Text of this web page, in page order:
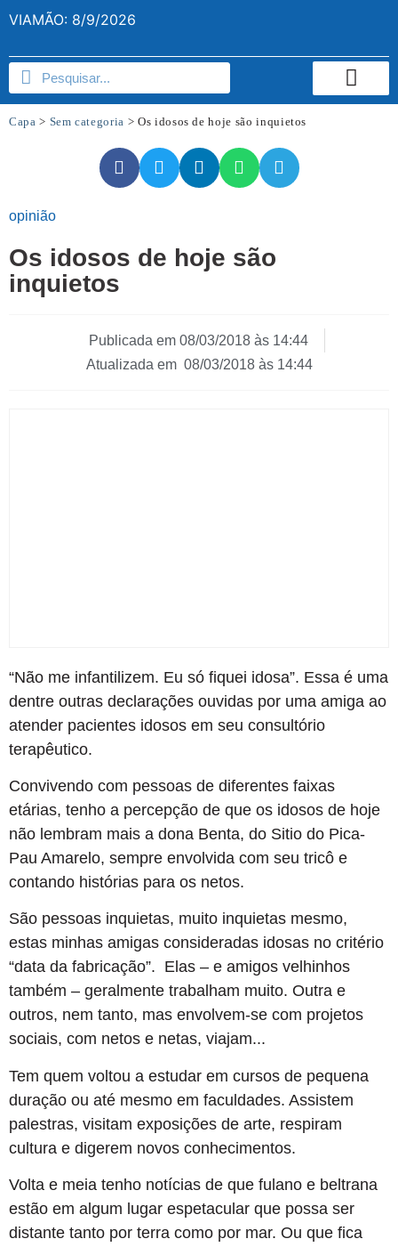
VIAMÃO: 8/9/2026
Capa > Sem categoria > Os idosos de hoje são inquietos
opinião
Os idosos de hoje são
inquietos
Publicada em 08/03/2018 às 14:44
Atualizada em 08/03/2018 às 14:44
“Não me infantilizem. Eu só fiquei idosa”. Essa é uma
dentre outras declarações ouvidas por uma amiga ao
atender pacientes idosos em seu consultório
terapêutico.
Convivendo com pessoas de diferentes faixas
etárias, tenho a percepção de que os idosos de hoje
não lembram mais a dona Benta, do Sitio do Pica-
Pau Amarelo, sempre envolvida com seu tricô e
contando histórias para os netos.
São pessoas inquietas, muito inquietas mesmo,
estas minhas amigas consideradas idosas no critério
“data da fabricação”. Elas – e amigos velhinhos
também – geralmente trabalham muito. Outra e
outros, nem tanto, mas envolvem-se com projetos
sociais, com netos e netas, viajam...
Tem quem voltou a estudar em cursos de pequena
duração ou até mesmo em faculdades. Assistem
palestras, visitam exposições de arte, respiram
cultura e digerem novos conhecimentos.
Volta e meia tenho notícias de que fulano e beltrana
estão em algum lugar espetacular que possa ser
distante tanto por terra como por mar. Ou que fica